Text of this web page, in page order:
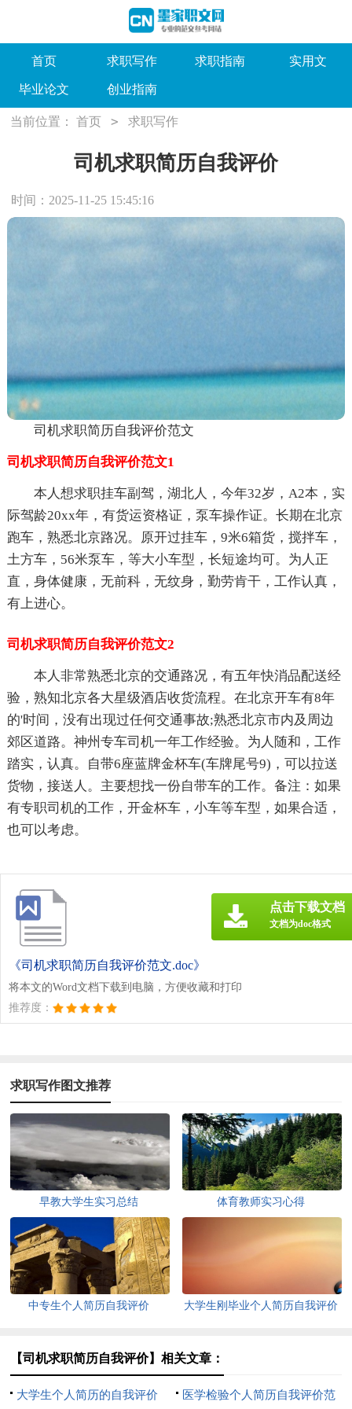
首页 求职写作 求职指南 实用文
毕业论文 创业指南
当前位置： 首页 > 求职写作
司机求职简历自我评价
时间：2025-11-25 15:45:16
司机求职简历自我评价范文
司机求职简历自我评价范文1
本人想求职挂车副驾，湖北人，今年32岁，A2本，实
际驾龄20xx年，有货运资格证，泵车操作证。长期在北京
跑车，熟悉北京路况。原开过挂车，9米6箱货，搅拌车，
土方车，56米泵车，等大小车型，长短途均可。为人正
直，身体健康，无前科，无纹身，勤劳肯干，工作认真，
有上进心。
司机求职简历自我评价范文2
本人非常熟悉北京的交通路况，有五年快消品配送经
验，熟知北京各大星级酒店收货流程。在北京开车有8年
的'时间，没有出现过任何交通事故;熟悉北京市内及周边
郊区道路。神州专车司机一年工作经验。为人随和，工作
踏实，认真。自带6座蓝牌金杯车(车牌尾号9)，可以拉送
货物，接送人。主要想找一份自带车的工作。备注：如果
有专职司机的工作，开金杯车，小车等车型，如果合适，
也可以考虑。
《司机求职简历自我评价范文.doc》
将本文的Word文档下载到电脑，方便收藏和打印
推荐度：
点击下载文档
文档为doc格式
求职写作图文推荐
早教大学生实习总结 体育教师实习心得
中专生个人简历自我评价 大学生刚毕业个人简历自我评价
【司机求职简历自我评价】相关文章：
大学生个人简历的自我评价 医学检验个人简历自我评价范